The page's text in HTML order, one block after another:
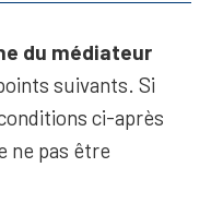
du médiateur
suivants. Si
ci-après
ne pas être